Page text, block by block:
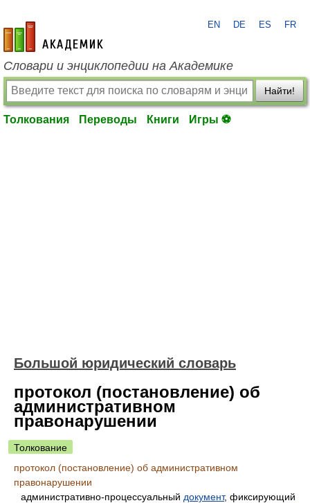
academic.ru
EN DE ES FR
Словари и энциклопедии на Академике
Найти!
Толкования Переводы Книги Игры ⚽
Большой юридический словарь
протокол (постановление) об
административном
правонарушении
Толкование
протокол (постановление) об административном
правонарушении
административно-процессуальный документ, фиксирующий